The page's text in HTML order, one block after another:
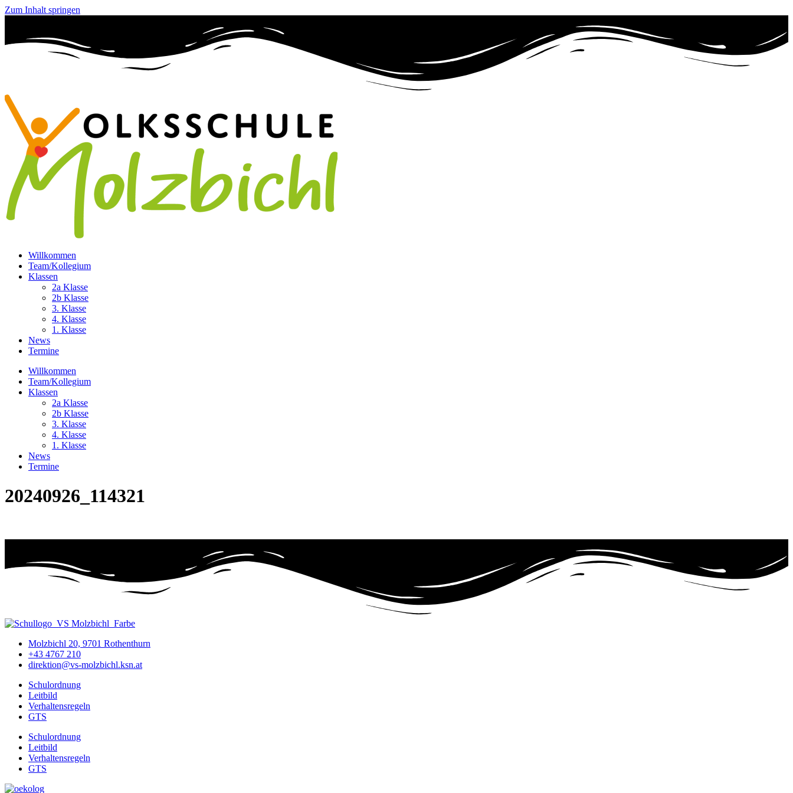
Zum Inhalt springen
Willkommen
Team/Kollegium
Klassen
2a Klasse
2b Klasse
3. Klasse
4. Klasse
1. Klasse
News
Termine
Willkommen
Team/Kollegium
Klassen
2a Klasse
2b Klasse
3. Klasse
4. Klasse
1. Klasse
News
Termine
20240926_114321
Molzbichl 20, 9701 Rothenthurn
+43 4767 210
direktion@vs-molzbichl.ksn.at
Schulordnung
Leitbild
Verhaltensregeln
GTS
Schulordnung
Leitbild
Verhaltensregeln
GTS